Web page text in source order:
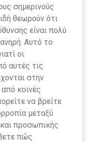
σημερινούς
θεωρούν ότι
είναι πολύ
Αυτό το
οι
αυτές τις
στην
κοινές
να βρείτε
μεταξύ
προσωπικής
πώς